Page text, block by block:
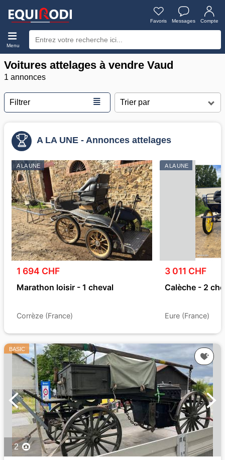
Favoris Messages Compte
Menu
Voitures attelages à vendre Vaud
1 annonces
Filtrer ≣
A LA UNE - Annonces attelages
A LA UNE
1 694 CHF
Marathon loisir - 1 cheval
Corrèze (France)
A LA UNE
3 011 CHF
Calèche - 2
Eure (France)
BASIC
2